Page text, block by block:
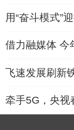
用“奋斗模式”
借力融媒体 今
飞速发展刷新
牵手5G，央视